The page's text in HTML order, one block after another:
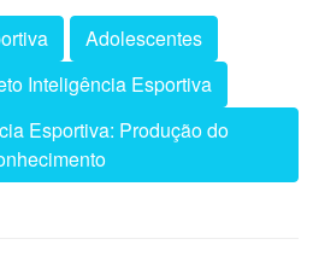
Adolescentes
Inteligência Esportiva
Esportiva: Produção do